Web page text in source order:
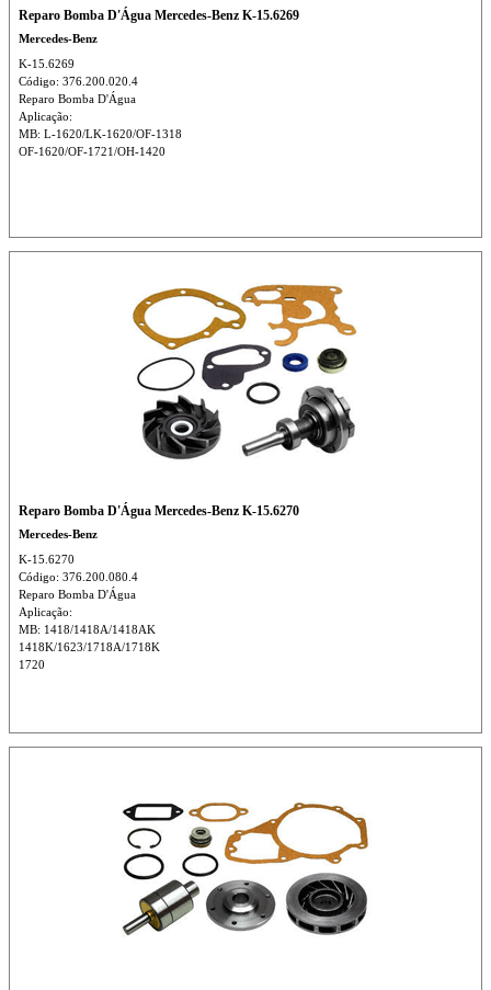
Reparo Bomba D'Água Mercedes-Benz K-15.6269
Mercedes-Benz
K-15.6269
Código: 376.200.020.4
Reparo Bomba D'Água
Aplicação:
MB: L-1620/LK-1620/OF-1318
OF-1620/OF-1721/OH-1420
Reparo Bomba D'Água Mercedes-Benz K-15.6270
Mercedes-Benz
K-15.6270
Código: 376.200.080.4
Reparo Bomba D'Água
Aplicação:
MB: 1418/1418A/1418AK
1418K/1623/1718A/1718K
1720